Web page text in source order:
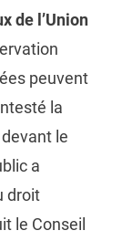
de l’Union
peuvent
la
le
a
droit
le Conseil